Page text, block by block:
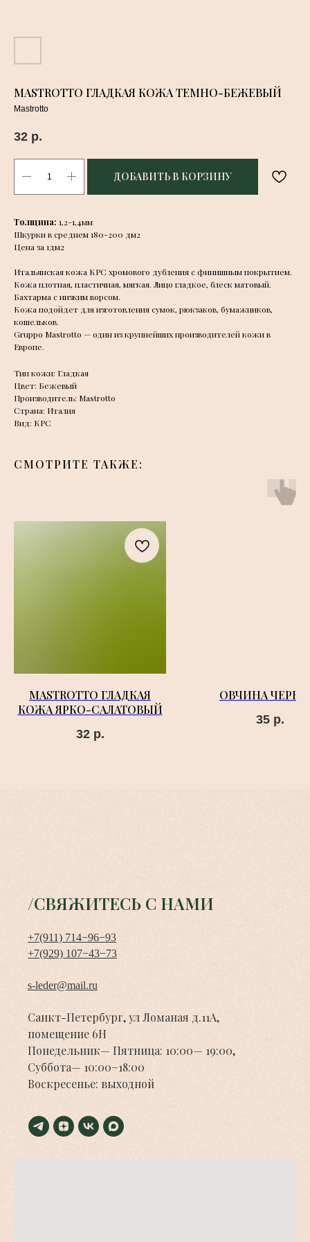
MASTROTTO ГЛАДКАЯ КОЖА ТЕМНО-БЕЖЕВЫЙ
Mastrotto
32 р.
ДОБАВИТЬ В КОРЗИНУ
Толщина: 1,2-1,4мм
Шкурки в среднем 180-200 дм2
Цена за 1дм2
Итальянская кожа КРС хромового дубления с финишным покрытием.
Кожа плотная, пластичная, мягкая. Лицо гладкое, блеск матовый.
Бахтарма с низким ворсом.
Кожа подойдет для изготовления сумок, рюкзаков, бумажников,
кошельков.
Gruppo Mastrotto — один из крупнейших производителей кожи в
Европе.
Тип кожи: Гладкая
Цвет: Бежевый
Производитель: Mastrotto
Страна: Италия
Вид: КРС
СМОТРИТЕ ТАКЖЕ:
MASTROTTO ГЛАДКАЯ
КОЖА ЯРКО-САЛАТОВЫЙ
32 р.
ОВЧИНА
35 р.
/СВЯЖИТЕСЬ С НАМИ
+7(911) 714−96−93
+7(929) 107−43−73
s-leder@mail.ru
Санкт-Петербург, ул Ломаная д.11А,
помещение 6Н
Понедельник— Пятница: 10:00— 19:00,
Суббота— 10:00−18:00
Воскресенье: выходной